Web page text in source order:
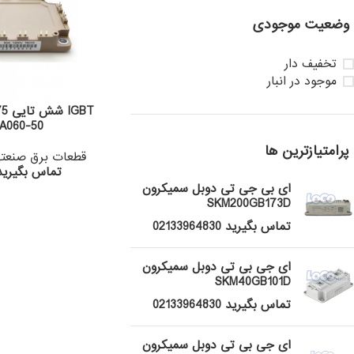
وضعیت موجودی
تخفیف دار
موجود در انبار
پرامتیازترین ها
ای بی جی تی دوبل سمیکرون
SKM200GB173D
تماس بگیرید 02133964830
ای جی بی تی دوبل سمیکرون
SKM40GB101D
تماس بگیرید 02133964830
ای جی بی تی دوبل سمیکرون
50
قطعات برق
تماس بگیرید